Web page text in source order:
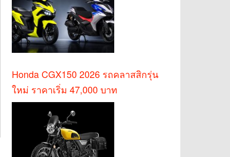
Honda CGX150 2026 รถคลาสสิกรุ่น
ใหม่ ราคาเริ่ม 47,000 บาท